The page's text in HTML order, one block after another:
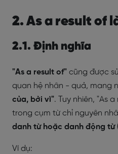
2. As a result of
2.1. Định nghĩa
"As a result of" cũng được
quan hệ nhân - quả, mang
của, bởi vì". Tuy nhiên, "As
trong cụm từ chỉ nguyên
danh từ hoặc danh động từ
Ví dụ: